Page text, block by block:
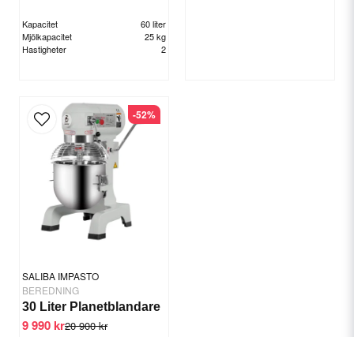
Kapacitet
60 liter
Mjölkapacitet
25 kg
Hastigheter
2
SALIBA IMPASTO
BEREDNING
30 Liter Planetblandare
20 900 kr
9 990 kr
-52%